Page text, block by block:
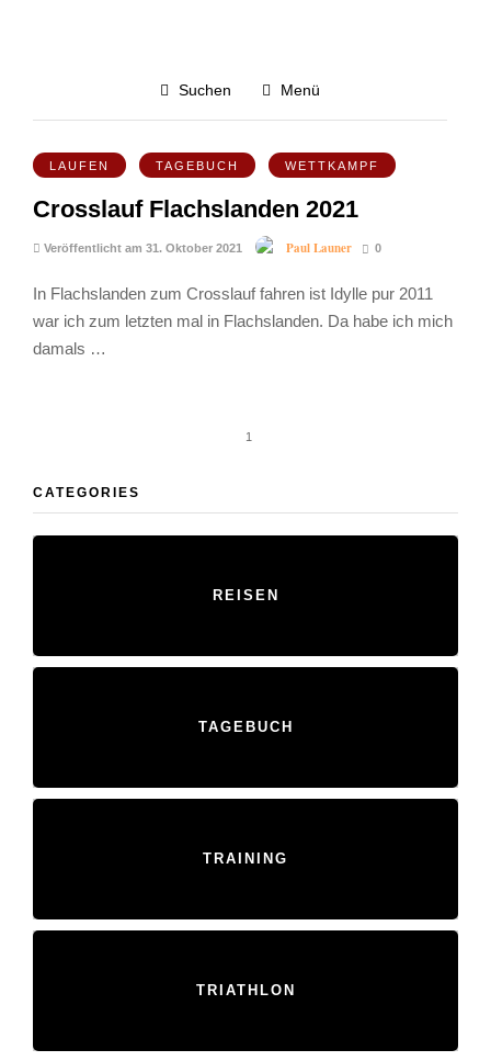
Suchen Menü
LAUFEN TAGEBUCH WETTKAMPF
Crosslauf Flachslanden 2021
Veröffentlicht am 31. Oktober 2021 Paul Launer 0
In Flachslanden zum Crosslauf fahren ist Idylle pur 2011
war ich zum letzten mal in Flachslanden. Da habe ich mich
damals …
1
CATEGORIES
REISEN
TAGEBUCH
TRAINING
TRIATHLON